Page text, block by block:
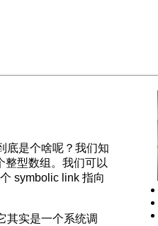
底是个啥呢？我们知
整型数组。我们可以
symbolic link 指向
其实是一个系统调